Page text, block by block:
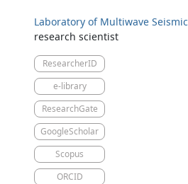
Laboratory of Multiwave Seismic
research scientist
ResearcherID
e-library
ResearchGate
GoogleScholar
Scopus
ORCID